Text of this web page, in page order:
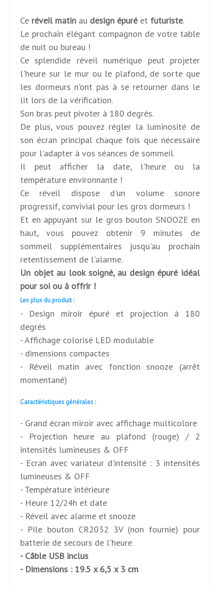
Ce réveil matin au design épuréet futuriste.
Le prochain élégant compagnon de votre table
de nuit ou bureau !
Ce splendide réveil numérique peut projeter
l'heure sur le mur ou le plafond, de sorte que
les dormeurs n'ont pas à se retourner dans le
lit lors de la vérification.
Son bras peut pivoter à 180 degrés.
De plus, vous pouvez régler la luminosité de
son écran principal chaque fois que nécessaire
pour l'adapter à vos séances de sommeil.
Il peut afficher la date, l'heure ou la
température environnante !
Ce réveil dispose d'un volume sonore
progressif, convivial pour les gros dormeurs !
Et en appuyant sur le gros bouton SNOOZE en
haut, vous pouvez obtenir 9 minutes de
sommeil supplémentaires jusqu'au prochain
retentissement de l'alarme.
Un objet au look soigné, au design épuré idéal
pour soi ou à offrir !
Les plus du produit :
- Design miroir épuré et projection à 180
degrés
- Affichage colorisé LED modulable
- dimensions compactes
- Réveil matin avec fonction snooze (arrêt
momentané)
Caractéristiques générales :
- Grand écran miroir avec affichage multicolore
- Projection heure au plafond (rouge) / 2
intensités lumineuses & OFF
- Ecran avec variateur d’intensité : 3 intensités
lumineuses & OFF
- Température intérieure
- Heure 12/24h et date
- Réveil avec alarme et snooze
- Pile bouton CR2032 3V (non fournie) pour
batterie de secours de l'heure
- Câble USB inclus
- Dimensions : 19.5 x 6,5 x 3 cm